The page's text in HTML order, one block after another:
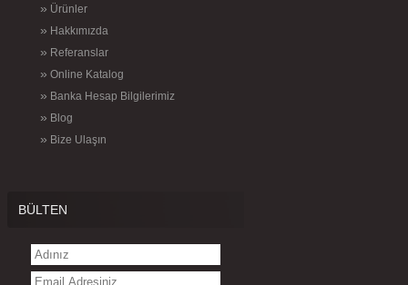
» Ürünler
» Hakkımızda
» Referanslar
» Online Katalog
» Banka Hesap Bilgilerimiz
» Blog
» Bize Ulaşın
BÜLTEN